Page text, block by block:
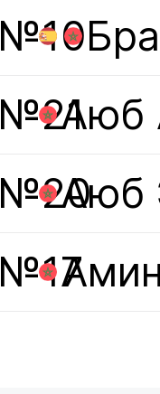
№10
№21Аюб
№20Аюб
№17